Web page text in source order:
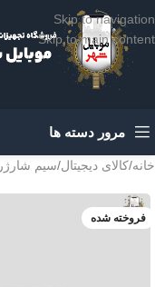
Skip to navigation
Skip to main content
مرور دسته ها
خانه کالای دیجیتال سیم شارژر
فروخته شده